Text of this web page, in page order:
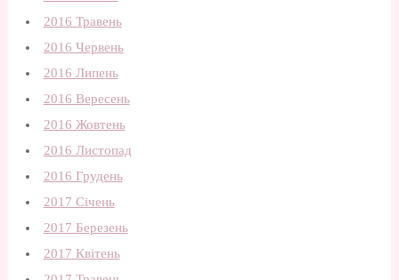
2016 Травень
2016 Червень
2016 Липень
2016 Вересень
2016 Жовтень
2016 Листопад
2016 Грудень
2017 Січень
2017 Березень
2017 Квітень